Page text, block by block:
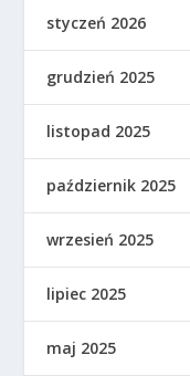
styczeń 2026
grudzień 2025
listopad 2025
październik 2025
wrzesień 2025
lipiec 2025
maj 2025